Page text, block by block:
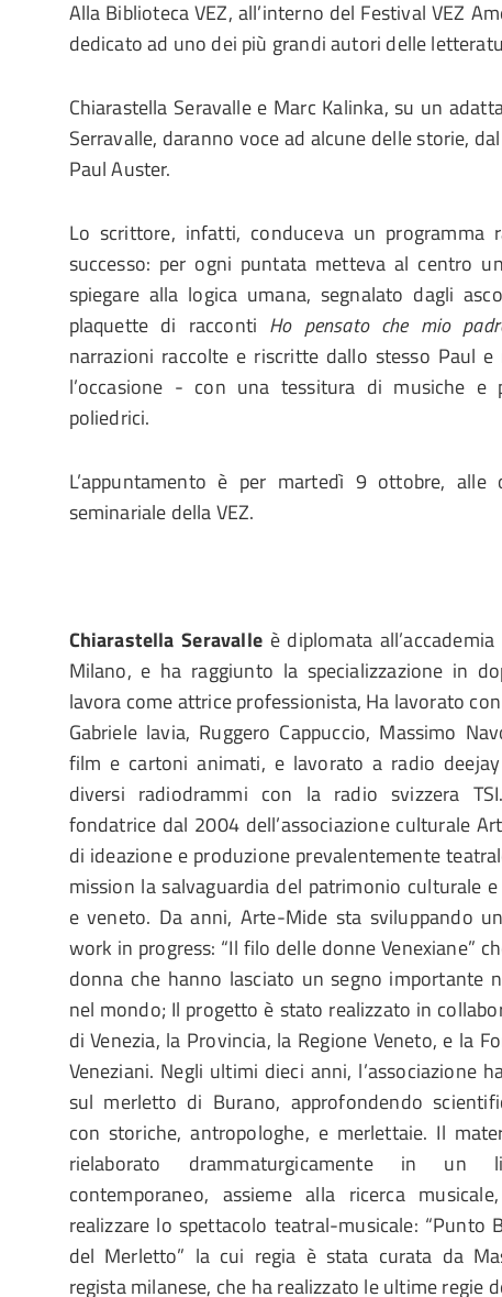
Alla Biblioteca VEZ, all’interno del Festival VEZ
dedicato ad uno dei più grandi autori delle
Chiarastella Seravalle e Marc Kalinka, su un
Serravalle, daranno voce ad alcune delle storie,
Paul Auster.
Lo scrittore, infatti, conduceva un programma
successo: per ogni puntata metteva al centro
spiegare alla logica umana, segnalato dagli
plaquette di racconti Ho pensato che mio
narrazioni raccolte e riscritte dallo stesso Paul
l’occasione - con una tessitura di musiche e
poliedrici.
L’appuntamento è per martedì 9 ottobre,
seminariale della VEZ.
Chiarastella Seravalleè diplomata
Milano, e ha raggiunto la specializzazione in
lavora come attrice professionista, Ha lavorato
Gabriele lavia, Ruggero Cappuccio, Massimo
film e cartoni animati, e lavorato a radio
diversi radiodrammi con la radio svizzera
fondatrice dal 2004 dell’associazione culturale
di ideazione e produzione prevalentemente
mission la salvaguardia del patrimonio culturale
e veneto. Da anni, Arte-Mide sta sviluppando
work in progress: “Il filo delle donne Venexiane”
donna che hanno lasciato un segno importante
nel mondo; Il progetto è stato realizzato in
di Venezia, la Provincia, la Regione Veneto, e la
Veneziani. Negli ultimi dieci anni, l’associazione
sul merletto di Burano, approfondendo
con storiche, antropologhe, e merlettaie. Il
rielaborato drammaturgicamente in un
contemporaneo, assieme alla ricerca
realizzare lo spettacolo teatral-musicale: “Punto
del Merletto” la cui regia è stata curata da
regista milanese, che ha realizzato le ultime regie